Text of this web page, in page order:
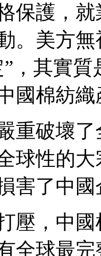
保護，
。美方
，其實
國棉紡
破壞了
球性的
害了中
，中國
全球最